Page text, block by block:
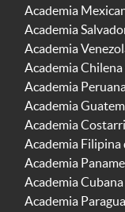
Academia
Academia
Academia
Academia Chilena
Academia
Academia
Academia
Academia Filipina
Academia
Academia
Academia